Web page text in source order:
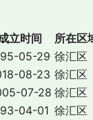
立时间 所在区
05-29 徐汇区
08-23 徐汇区
07-28 徐汇区
04-01 徐汇区